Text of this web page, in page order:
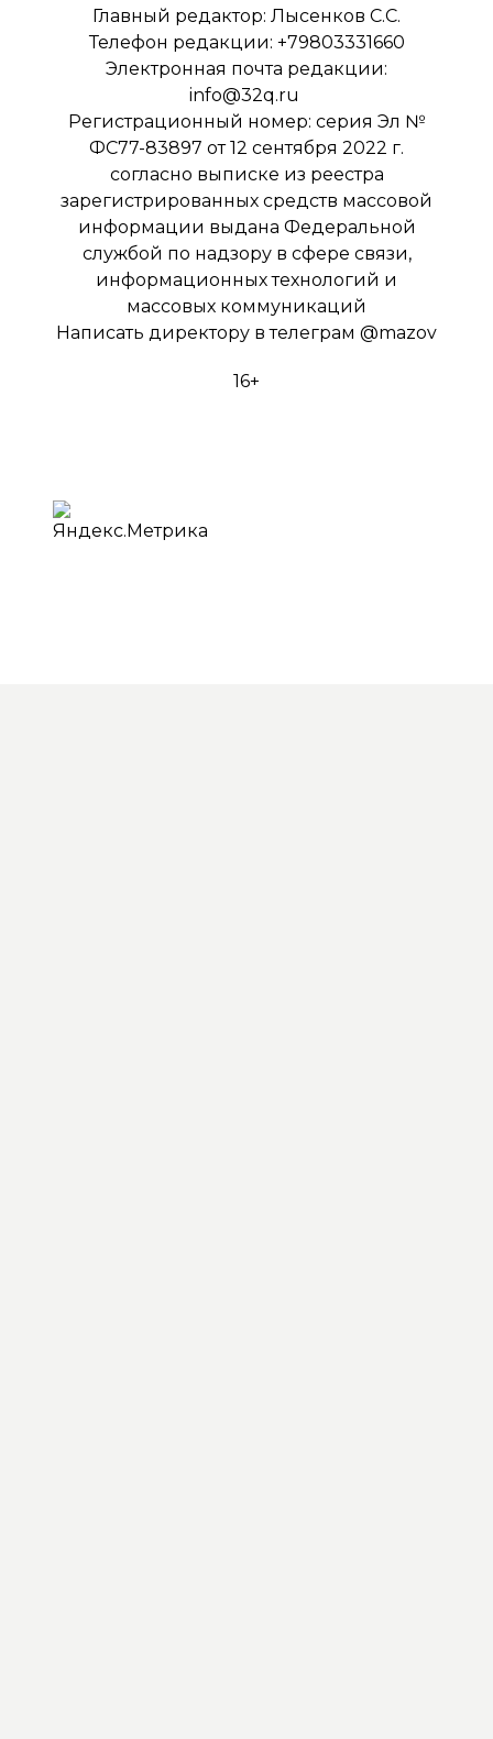
Главный редактор: Лысенков С.С.
Телефон редакции: +79803331660
Электронная почта редакции:
info@32q.ru
Регистрационный номер: серия Эл №
ФС77-83897 от 12 сентября 2022 г.
согласно выписке из реестра
зарегистрированных средств массовой
информации выдана Федеральной
службой по надзору в сфере связи,
информационных технологий и
массовых коммуникаций
Написать директору в телеграм @mazov
16+